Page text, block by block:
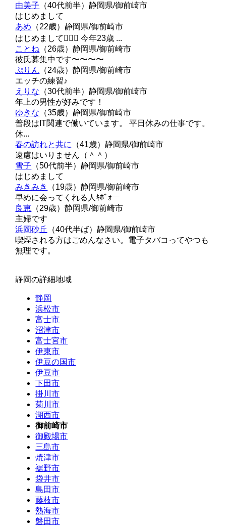
由美子 （40代前半）静岡県/御前崎市
はじめまして
あめ （22歳）静岡県/御前崎市
はじめまして🙇🏻‍♀️ 今年23歳 ...
ことね （26歳）静岡県/御前崎市
彼氏募集中です〜〜〜〜
ぷりん （24歳）静岡県/御前崎市
エッチの練習♪
えりな （30代前半）静岡県/御前崎市
年上の男性が好みです！
ゆきな （35歳）静岡県/御前崎市
普段はIT関連で働いています。 平日休みの仕事です。
休...
春の訪れと共に
（41歳）静岡県/御前崎市
遠慮はいりません（＾＾）
雪子 （50代前半）静岡県/御前崎市
はじめまして
みきみき
（19歳）静岡県/御前崎市
早めに会ってくれる人ｷﾎﾞｫー
良恵 （29歳）静岡県/御前崎市
主婦です
浜岡砂丘
（40代半ば）静岡県/御前崎市
喫煙される方はごめんなさい。電子タバコってやつも
無理です。
静岡の詳細地域
静岡
浜松市
富士市
沼津市
富士宮市
伊東市
伊豆の国市
伊豆市
下田市
掛川市
菊川市
湖西市
御前崎市
御殿場市
三島市
焼津市
裾野市
袋井市
島田市
藤枝市
熱海市
磐田市